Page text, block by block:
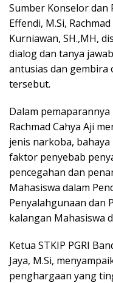
Sumber Konselor dan
Effendi, M.Si,
Kurniawan, SH.,MH,
dialog dan tanya
antusias dan gembira
tersebut.
Dalam pemaparannya
Rachmad Cahya Aji
jenis narkoba,
faktor penyebab
pencegahan dan
Mahasiswa dalam
Penyalahgunaan dan
kalangan Mahasiswa
Ketua STKIP PGRI
Jaya, M.Si,
penghargaan yang